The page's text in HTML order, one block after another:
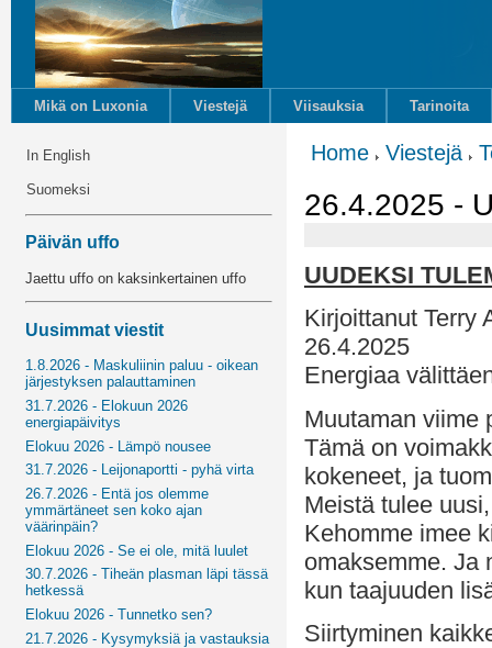
Mikä on Luxonia Viestejä Viisauksia Tarinoita
In English
Suomeksi
Päivän uffo
Jaettu uffo on kaksinkertainen uffo
Uusimmat viestit
1.8.2026 - Maskuliinin paluu - oikean
järjestyksen palauttaminen
31.7.2026 - Elokuun 2026
energiapäivitys
Elokuu 2026 - Lämpö nousee
31.7.2026 - Leijonaportti - pyhä virta
26.7.2026 - Entä jos olemme
ymmärtäneet sen koko ajan
väärinpäin?
Elokuu 2026 - Se ei ole, mitä luulet
30.7.2026 - Tiheän plasman läpi tässä
hetkessä
Elokuu 2026 - Tunnetko sen?
21.7.2026 - Kysymyksiä ja vastauksia
Home Viestejä
26.4.2025 -
UUDEKSI
Kirjoittanut Terry
26.4.2025
Energiaa
Muutaman viime
Tämä on
kokeneet, ja
Meistä tulee
Kehomme imee
omaksemme. Ja
kun taajuuden
Siirtyminen